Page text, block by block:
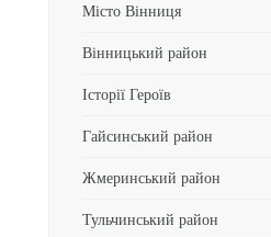
Місто Вінниця
Вінницький район
Історії Героїв
Гайсинський район
Жмеринський район
Тульчинський район